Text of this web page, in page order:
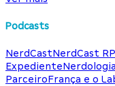
Podcasts
NerdCastNerdCast
ExpedienteNerdologia
ParceiroFrança e o